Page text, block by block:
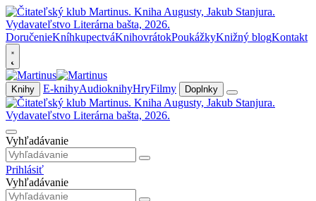
DoručenieKníhkupectváKnihovrátokPoukážkyKnižný blogKontakt
Knihy E-knihyAudioknihyHryFilmy Doplnky
Vyhľadávanie
Prihlásiť
Vyhľadávanie